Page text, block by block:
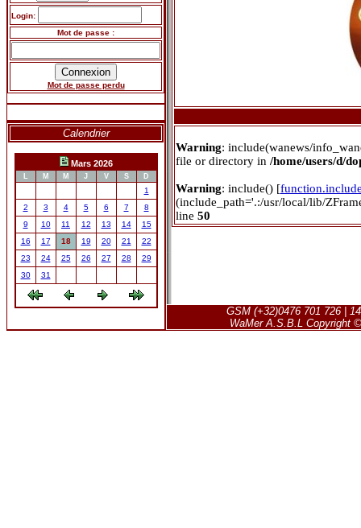
Warning: include(wanews/
file or directory in /home/users/d/
Warning: include() [
(include_path='.:/usr/local/lib/
line 50
Login:
Mot de passe :
Mot de passe perdu
Calendrier
Mars 2026
L M M J V S D
1
2
3 4 5 6 7
8
9
10 11 12 13 14
15
16
17 18 19 20 21
22
23
24 25 26 27 28
29
30
31
GSM (+32)0476 701 726 |
WaMer A.S.B.L Copyright